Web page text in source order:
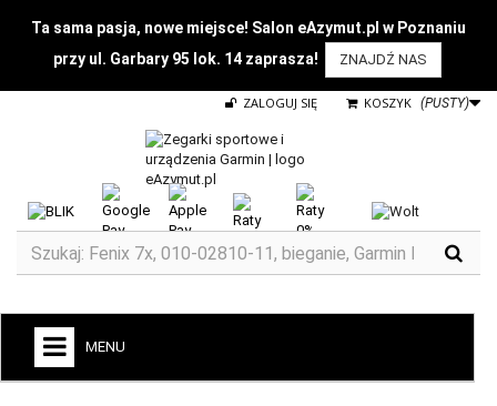
Ta sama pasja, nowe miejsce! Salon eAzymut.pl w Poznaniu
przy ul. Garbary 95 lok. 14 zaprasza!
ZNAJDŹ NAS
KOSZYK (PUSTY)
ZALOGUJ SIĘ
MENU